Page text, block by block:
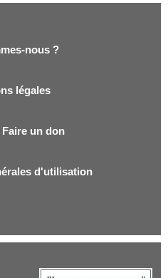
nous ?
légales
un don
d'utilisation